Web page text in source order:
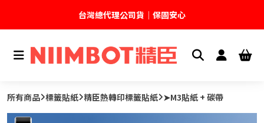
台灣總代理公司貨｜保固安心
🚚 全館現貨供應｜快速出貨不久等
台灣精臣科技有限公司｜原廠總代理｜售後完善
所有商品 標籤貼紙 精臣熱轉印標籤貼紙 ➤M3貼紙 + 碳帶